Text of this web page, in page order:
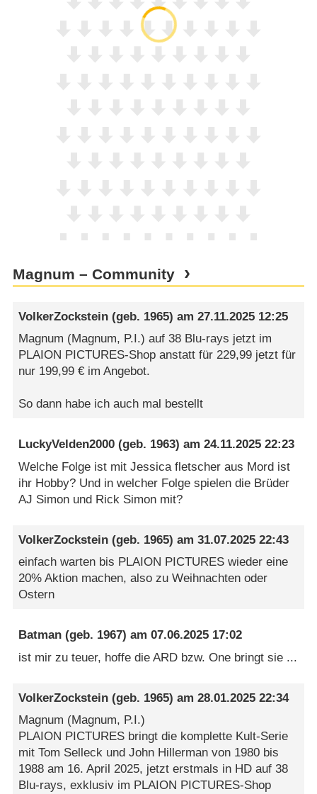
Magnum – Community
VolkerZockstein (geb. 1965) am27.11.2025 12:25
Magnum (Magnum, P.I.) auf 38 Blu-rays jetzt im
PLAION PICTURES-Shop anstatt für 229,99 jetzt für
nur 199,99 € im Angebot.
So dann habe ich auch mal bestellt
LuckyVelden2000 (geb. 1963) am24.11.2025 22:23
Welche Folge ist mit Jessica fletscher aus Mord ist
ihr Hobby? Und in welcher Folge spielen die Brüder
AJ Simon und Rick Simon mit?
VolkerZockstein (geb. 1965) am31.07.2025 22:43
einfach warten bis PLAION PICTURES wieder eine
20% Aktion machen, also zu Weihnachten oder
Ostern
Batman (geb. 1967) am07.06.2025 17:02
ist mir zu teuer, hoffe die ARD bzw. One bringt sie ...
VolkerZockstein (geb. 1965) am28.01.2025 22:34
Magnum (Magnum, P.I.)
PLAION PICTURES bringt die komplette Kult-Serie
mit Tom Selleck und John Hillerman von 1980 bis
1988 am 16. April 2025, jetzt erstmals in HD auf 38
Blu-rays, exklusiv im PLAION PICTURES-Shop